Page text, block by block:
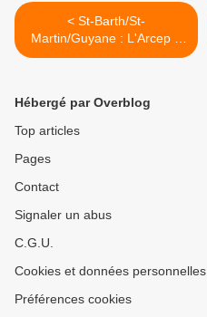
< St-Barth/St-
Martin/Guyane : L'Arcep a
dévoilé la liste des
Hébergé par Overblog
Top articles
Pages
Contact
Signaler un abus
C.G.U.
Cookies et données personnelles
Préférences cookies